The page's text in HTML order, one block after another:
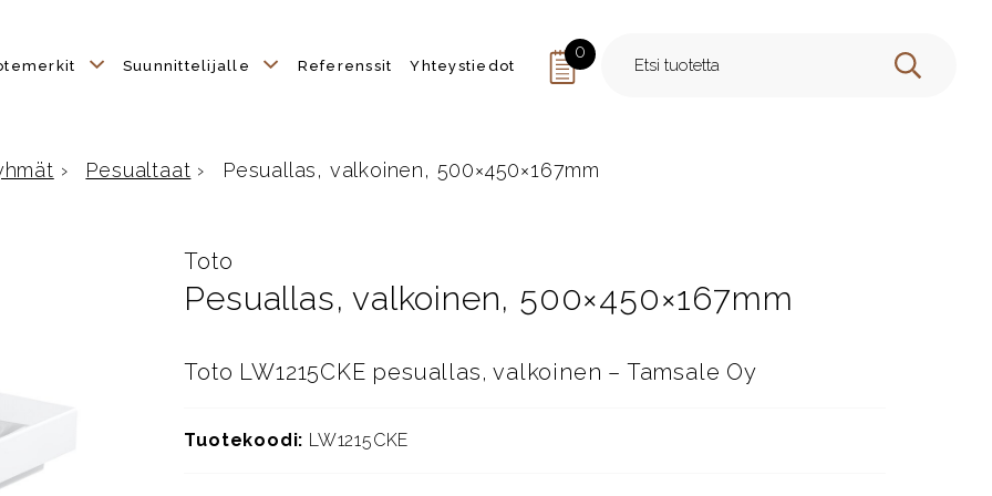
Suunnittelijalle Referenssit Yhteystiedot
0
HAE
› Pesualtaat › Pesuallas, valkoinen, 500×450×167mm
Toto
Pesuallas, valkoinen, 500×450×167mm
Toto LW1215CKE pesuallas, valkoinen – Tamsale Oy
Tuotekoodi: LW1215CKE